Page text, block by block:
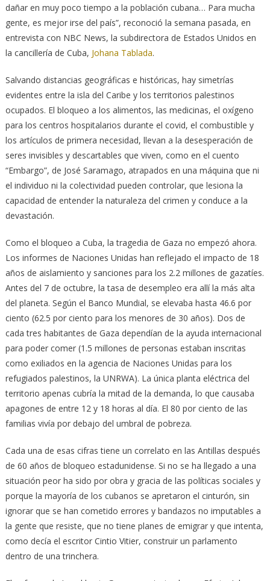
dañar en muy poco tiempo a la población cubana… Para mucha
gente, es mejor irse del país”, reconoció la semana pasada, en
entrevista con NBC News, la subdirectora de Estados Unidos en
la cancillería de Cuba, Johana Tablada.
Salvando distancias geográficas e históricas, hay simetrías
evidentes entre la isla del Caribe y los territorios palestinos
ocupados. El bloqueo a los alimentos, las medicinas, el oxígeno
para los centros hospitalarios durante el covid, el combustible y
los artículos de primera necesidad, llevan a la desesperación de
seres invisibles y descartables que viven, como en el cuento
“Embargo”, de José Saramago, atrapados en una máquina que ni
el individuo ni la colectividad pueden controlar, que lesiona la
capacidad de entender la naturaleza del crimen y conduce a la
devastación.
Como el bloqueo a Cuba, la tragedia de Gaza no empezó ahora.
Los informes de Naciones Unidas han reflejado el impacto de 18
años de aislamiento y sanciones para los 2.2 millones de gazatíes.
Antes del 7 de octubre, la tasa de desempleo era allí la más alta
del planeta. Según el Banco Mundial, se elevaba hasta 46.6 por
ciento (62.5 por ciento para los menores de 30 años). Dos de
cada tres habitantes de Gaza dependían de la ayuda internacional
para poder comer (1.5 millones de personas estaban inscritas
como exiliados en la agencia de Naciones Unidas para los
refugiados palestinos, la UNRWA). La única planta eléctrica del
territorio apenas cubría la mitad de la demanda, lo que causaba
apagones de entre 12 y 18 horas al día. El 80 por ciento de las
familias vivía por debajo del umbral de pobreza.
Cada una de esas cifras tiene un correlato en las Antillas después
de 60 años de bloqueo estadunidense. Si no se ha llegado a una
situación peor ha sido por obra y gracia de las políticas sociales y
porque la mayoría de los cubanos se apretaron el cinturón, sin
ignorar que se han cometido errores y bandazos no imputables a
la gente que resiste, que no tiene planes de emigrar y que intenta,
como decía el escritor Cintio Vitier, construir un parlamento
dentro de una trinchera.